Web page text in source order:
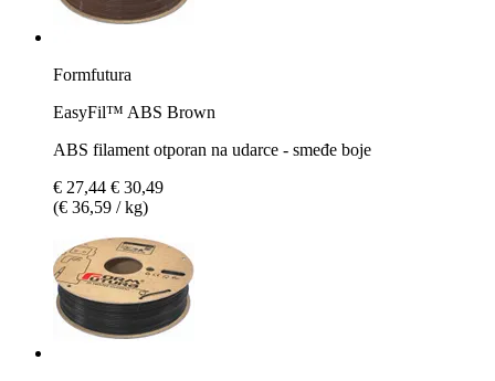
Formfutura
EasyFil™ ABS Brown
ABS filament otporan na udarce - smeđe boje
€ 27,44 € 30,49
(€ 36,59 / kg)